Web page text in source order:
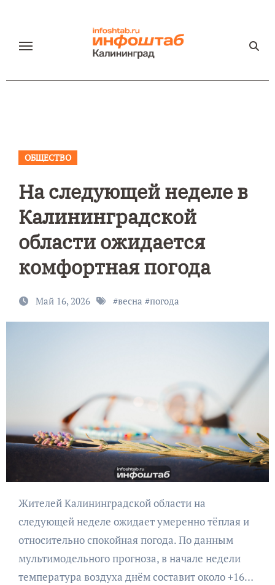
содержанию
ОБЩЕСТВО
На следующей неделе в
Калининградской
области ожидается
комфортная погода
Май 16, 2026 #весна #погода
Жителей Калининградской области на
следующей неделе ожидает умеренно тёплая и
относительно спокойная погода. По данным
мультимодельного прогноза, в начале недели
температура воздуха днём составит около +16…